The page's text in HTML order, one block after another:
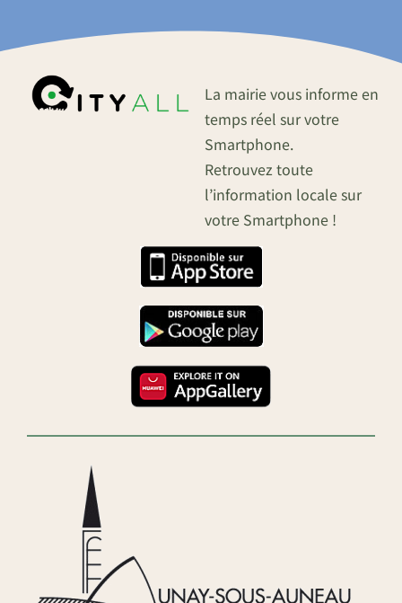
La mairie vous informe en
temps réel sur votre
Smartphone.
Retrouvez toute
l’information locale sur
votre Smartphone !